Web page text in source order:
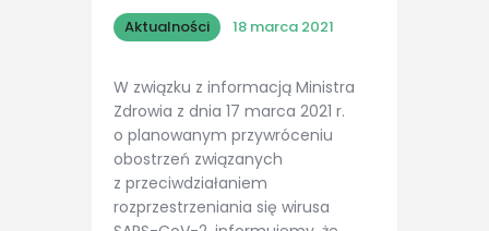
Aktualności 18 marca 2021
W związku z informacją Ministra
Zdrowia z dnia 17 marca 2021 r.
o planowanym przywróceniu
obostrzeń związanych
z przeciwdziałaniem
rozprzestrzeniania się wirusa